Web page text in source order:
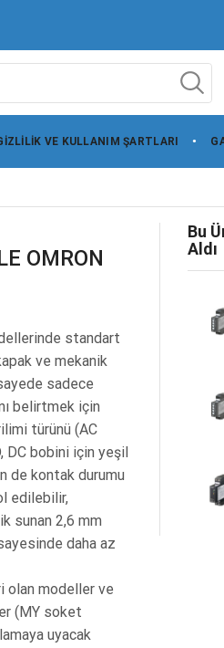
VE KULLANIM ŞARTLARI
OMRON
standart
ve mekanik
sadece
belirtmek için
türünü (AC
DC bobini için yeşil
de kontak durumu
edilebilir,
sunan 2,6 mm
daha az
olan modeller ve
(MY soket
uyacak
Bu
Aldı